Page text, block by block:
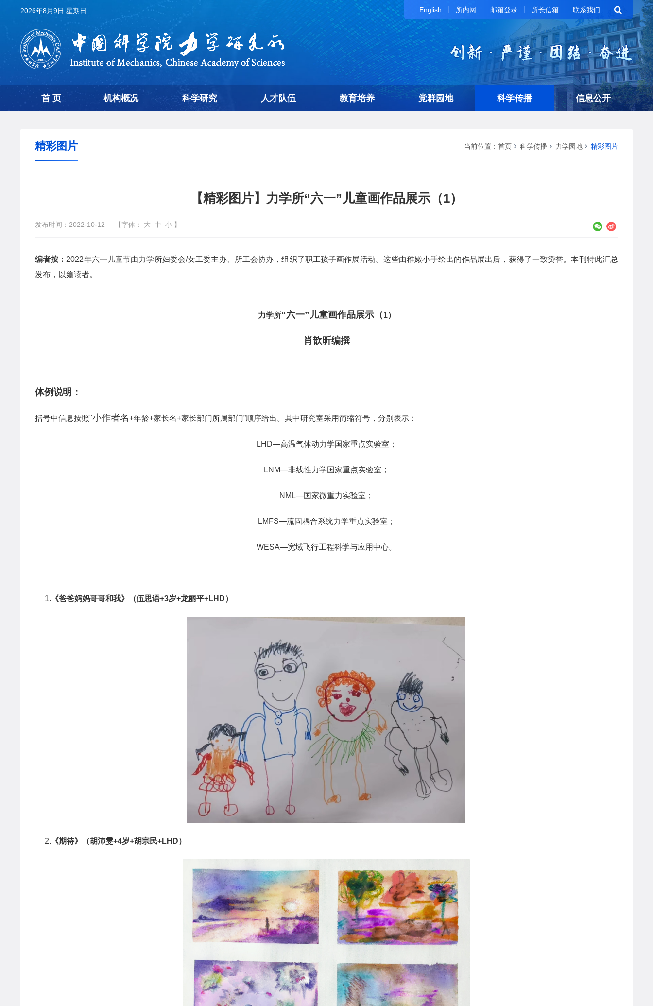
2026年8月9日 星期日 English 所内网 邮箱登录 所长信箱 联系我们
首 页 机构概况 科学研究 人才队伍 教育培养 党群园地 科学传播 信息公开
当前位置： 首页 科学传播 力学园地 精彩图片
精彩图片
【精彩图片】力学所“六一”儿童画作品展示（1）
发布时间：2022-10-12 【字体： 大 中 小 】
编者按： 2022年六一儿童节由力学所妇委会/女工委主办、所工会协办，组织了职工孩子画作展活动。这些由稚嫩小手绘出的作品展出后，获得了一致赞誉。本刊特此汇总
发布，以飨读者。
力学所“六一”儿童画作品展示（1）
肖歆昕编撰
体例说明：
括号中信息按照“小作者名+年龄+家长名+家长部门所属部门”顺序给出。其中研究室采用简缩符号，分别表示：
LHD—高温气体动力学国家重点实验室；
LNM—非线性力学国家重点实验室；
NML—国家微重力实验室；
LMFS—流固耦合系统力学重点实验室；
WESA—宽域飞行工程科学与应用中心。
1. 《爸爸妈妈哥哥和我》（伍思语+3岁+龙丽平+LHD）
2. 《期待》（胡沛雯+4岁+胡宗民+LHD）